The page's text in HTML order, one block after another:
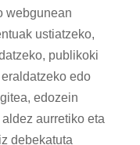
webgunean
ustiatzeko,
publikoki
edo
edozein
aurretiko eta
debekatuta